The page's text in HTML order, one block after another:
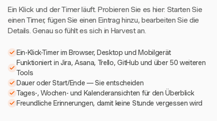
Ein Klick und der Timer läuft. Probieren Sie es hier: Starten Sie
einen Timer, fügen Sie einen Eintrag hinzu, bearbeiten Sie die
Details. Genau so fühlt es sich in Harvest an.
Ein-Klick-Timer im Browser, Desktop und Mobilgerät
Funktioniert in Jira, Asana, Trello, GitHub und über 50 weiteren
Tools
Dauer oder Start/Ende — Sie entscheiden
Tages-, Wochen- und Kalenderansichten für den Überblick
Freundliche Erinnerungen, damit keine Stunde vergessen wird